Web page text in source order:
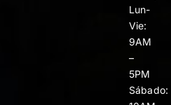
Lun-
Vie:
9AM
–
5PM
Sábado: